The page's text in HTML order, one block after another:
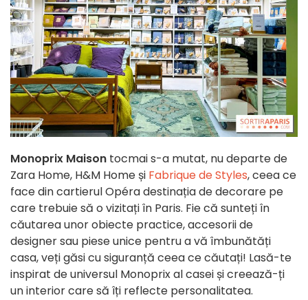
Monoprix Maison tocmai s-a mutat, nu departe de
Zara Home, H&M Home și Fabrique de Styles, ceea ce
face din cartierul Opéra destinația de decorare pe
care trebuie să o vizitați în Paris. Fie că sunteți în
căutarea unor obiecte practice, accesorii de
designer sau piese unice pentru a vă îmbunătăți
casa, veți găsi cu siguranță ceea ce căutați! Lasă-te
inspirat de universul Monoprix al casei și creează-ți
un interior care să îți reflecte personalitatea.